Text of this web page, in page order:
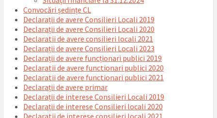
Convocări ședințe CL
Declarații de avere Consilieri Locali 2019
Declarații de avere Consilieri Locali 2020
Declaratii de avere consilieri locali 2021
Declarații de avere Consilieri Locali 2023
Declarații de avere funcționari publici 2019
Declaratii de avere functionari publici 2020
Declaratii de avere functionari publici 2021
Declarații de avere primar
Declarații de interese Consilieri Locali 2019
Declarații de interese Consilieri locali 2020